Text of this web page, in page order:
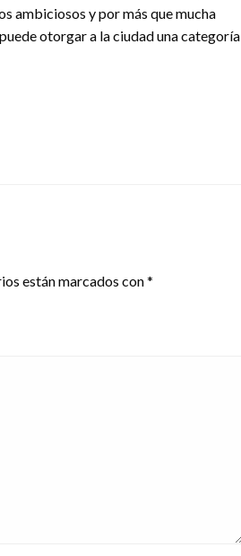
ambiciosos y por más que mucha
otorgar a la ciudad una categoría
están marcados con*